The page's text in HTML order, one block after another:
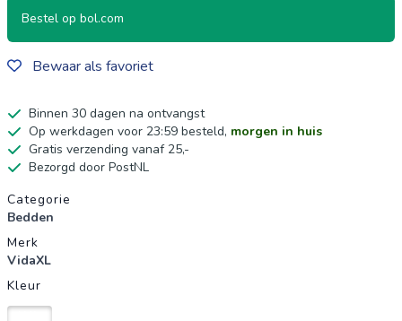
Bestel op bol.com
Bewaar als favoriet
Binnen 30 dagen na ontvangst
Op werkdagen voor 23:59 besteld, morgen in huis
Gratis verzending vanaf 25,-
Bezorgd door PostNL
Productgegevens
Categorie
Bedden
Merk
VidaXL
Kleur